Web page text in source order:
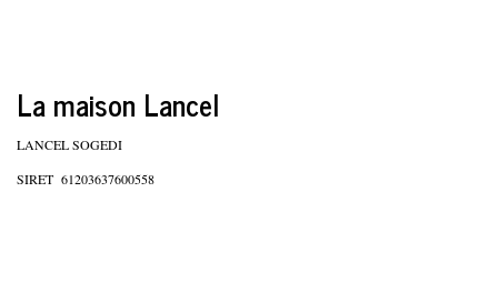
La maison Lancel
LANCEL SOGEDI
SIRET 61203637600558